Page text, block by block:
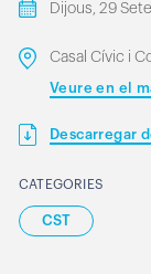
Dijous, 29
Casal Cívic i
Veure en el
Descarregar
CATEGORIES
CST